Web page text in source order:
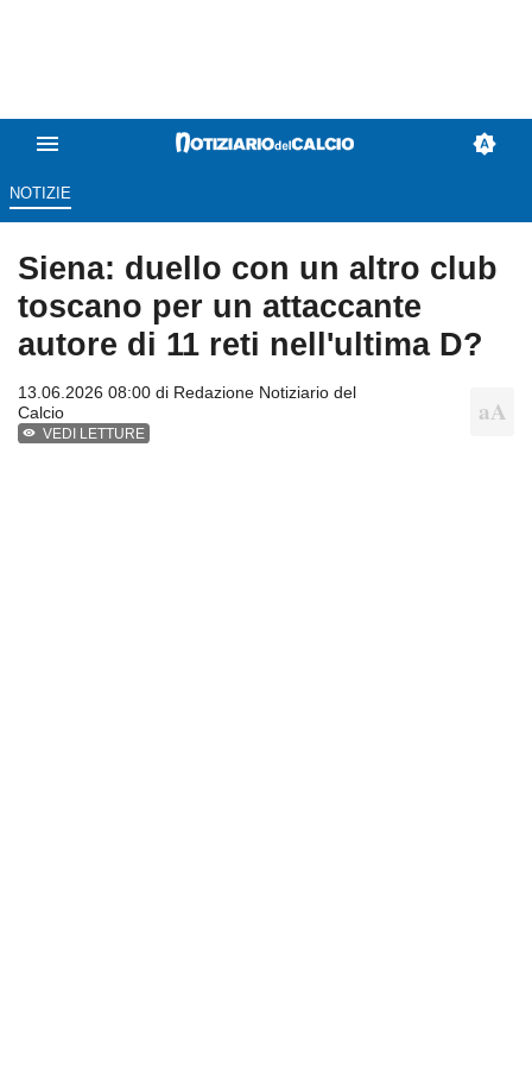
NOTIZIE
Siena: duello con un altro club
toscano per un attaccante
autore di 11 reti nell'ultima D?
13.06.2026 08:00 di Redazione Notiziario del
Calcio
VEDI LETTURE